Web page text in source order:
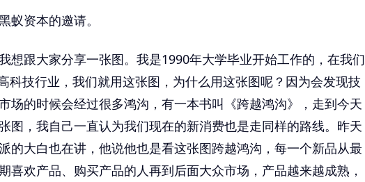
蚁资本的邀请。
想跟大家分享一张图。我是1990年大学毕业开始工作的，在我们
科技行业，我们就用这张图，为什么用这张图呢？因为会发现技
场的时候会经过很多鸿沟，有一本书叫《跨越鸿沟》，走到今天
图，我自己一直认为我们现在的新消费也是走同样的路线。昨天
的大白也在讲，他说他也是看这张图跨越鸿沟，每一个新品从最
喜欢产品、购买产品的人再到后面大众市场，产品越来越成熟，